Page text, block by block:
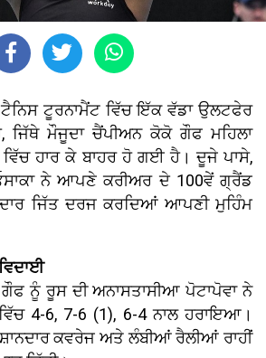
ਟੂਰਨਾਮੈਂਟ ਵਿੱਚ ਇੱਕ ਵੱਡਾ ਉਲਟਫੇਰ
ਮੌਜੂਦਾ ਚੈਂਪੀਅਨ ਕੋਕੋ ਗੌਫ ਮਹਿਲਾ
ਹਾਰ ਕੇ ਬਾਹਰ ਹੋ ਗਈ ਹੈ। ਦੂਜੇ ਪਾਸੇ,
ਓਸਾਕਾ ਨੇ ਆਪਣੇ ਕਰੀਅਰ ਦੇ 100ਵੇਂ ਗ੍ਰੈਂਡ
ਜਿੱਤ ਦਰਜ ਕਰਦਿਆਂ ਆਪਣੀ ਮੁਹਿੰਮ
ਨੂੰ ਰੂਸ ਦੀ ਅਨਾਸਤਾਸੀਆ ਪੋਟਾਪੋਵਾ ਨੇ
4-6, 7-6 (1), 6-4 ਨਾਲ ਹਰਾਇਆ।
ਕਵਰੇਜ ਅਤੇ ਲੰਬੀਆਂ ਰੈਲੀਆਂ ਰਾਹੀਂ